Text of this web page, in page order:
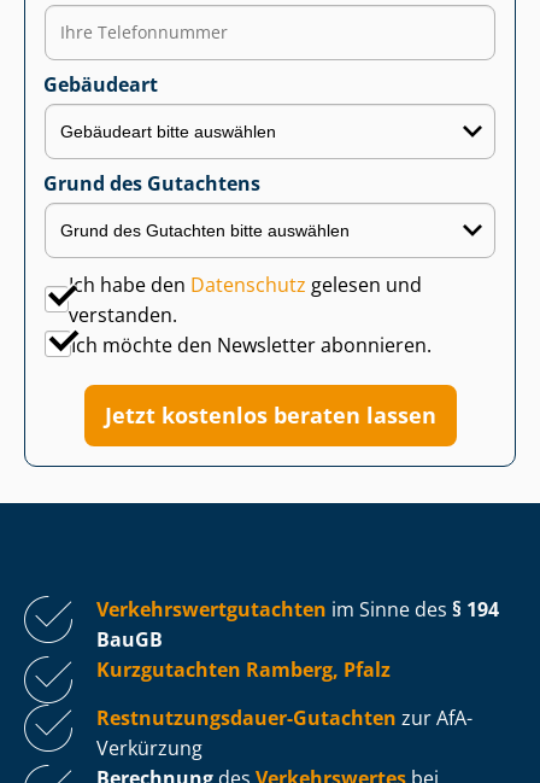
Gebäudeart
Grund des Gutachtens
Ich habe den Datenschutz gelesen und
verstanden.
Ich möchte den Newsletter abonnieren.
Jetzt kostenlos beraten lassen
Ver­kehrs­wert­gut­ach­ten im Sinne des § 194
BauGB
Kurzgutachten Ramberg, Pfalz
Rest­nut­zungs­dau­er-Gutachten zur AfA-
Verkürzung